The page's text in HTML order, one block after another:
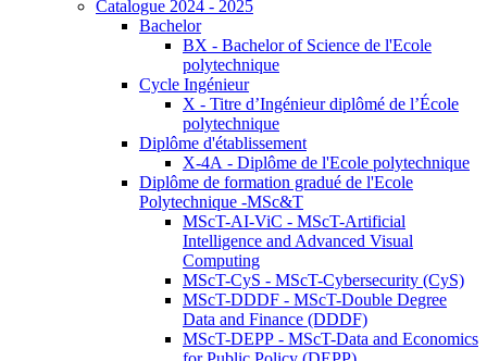
Catalogue 2024 - 2025
Bachelor
BX - Bachelor of Science de l'Ecole
polytechnique
Cycle Ingénieur
X - Titre d’Ingénieur diplômé de l’École
polytechnique
Diplôme d'établissement
X-4A - Diplôme de l'Ecole polytechnique
Diplôme de formation gradué de l'Ecole
Polytechnique -MSc&T
MScT-AI-ViC - MScT-Artificial
Intelligence and Advanced Visual
Computing
MScT-CyS - MScT-Cybersecurity (CyS)
MScT-DDDF - MScT-Double Degree
Data and Finance (DDDF)
MScT-DEPP - MScT-Data and Economics